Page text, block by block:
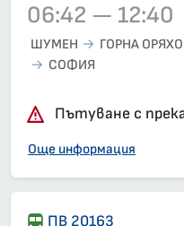
Влак 4661, 06:42 –
06:42 — 12:40
ШУМЕН ГОРНА
СОФИЯ
Пътуване с
Още информация
ПВ 20163